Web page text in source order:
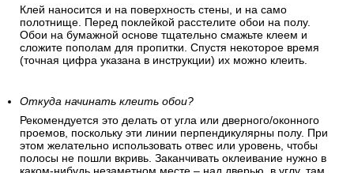
Если вы клеите обои на бумажной основе
Клей наносится и на поверхность стены, и на само
полотнище. Перед поклейкой расстелите обои на полу.
(точная цифра указана в инструкции) их можно клеить.
Откуда начинать клеить обои?
Рекомендуется это делать от угла или дверного/оконного